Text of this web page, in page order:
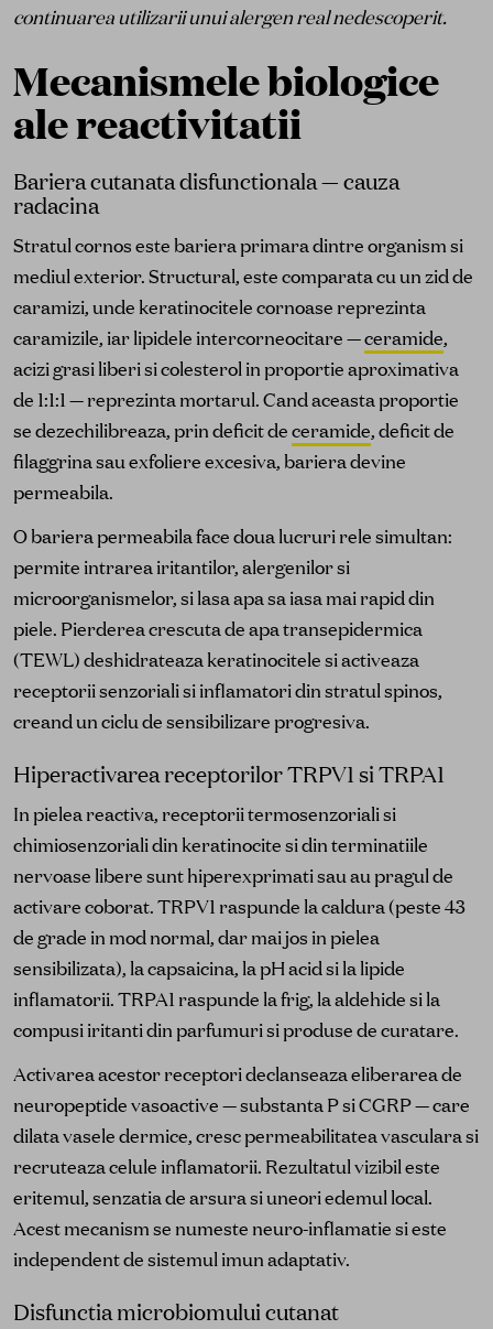
continuarea utilizarii unui alergen real nedescoperit.
Mecanismele biologice
ale reactivitatii
Bariera cutanata disfunctionala — cauza
radacina
Stratul cornos este bariera primara dintre organism si
mediul exterior. Structural, este comparata cu un zid de
caramizi, unde keratinocitele cornoase reprezinta
caramizile, iar lipidele intercorneocitare —ceramide,
acizi grasi liberi si colesterol in proportie aproximativa
de 1:1:1 — reprezinta mortarul. Cand aceasta proportie
se dezechilibreaza, prin deficit deceramide, deficit de
filaggrina sau exfoliere excesiva, bariera devine
permeabila.
O bariera permeabila face doua lucruri rele simultan:
permite intrarea iritantilor, alergenilor si
microorganismelor, si lasa apa sa iasa mai rapid din
piele. Pierderea crescuta de apa transepidermica
(TEWL) deshidrateaza keratinocitele si activeaza
receptorii senzoriali si inflamatori din stratul spinos,
creand un ciclu de sensibilizare progresiva.
Hiperactivarea receptorilor TRPV1 si TRPA1
In pielea reactiva, receptorii termosenzoriali si
chimiosenzoriali din keratinocite si din terminatiile
nervoase libere sunt hiperexprimati sau au pragul de
activare coborat. TRPV1 raspunde la caldura (peste 43
de grade in mod normal, dar mai jos in pielea
sensibilizata), la capsaicina, la pH acid si la lipide
inflamatorii. TRPA1 raspunde la frig, la aldehide si la
compusi iritanti din parfumuri si produse de curatare.
Activarea acestor receptori declanseaza eliberarea de
neuropeptide vasoactive — substanta P si CGRP — care
dilata vasele dermice, cresc permeabilitatea vasculara si
recruteaza celule inflamatorii. Rezultatul vizibil este
eritemul, senzatia de arsura si uneori edemul local.
Acest mecanism se numeste neuro-inflamatie si este
independent de sistemul imun adaptativ.
Disfunctia microbiomului cutanat